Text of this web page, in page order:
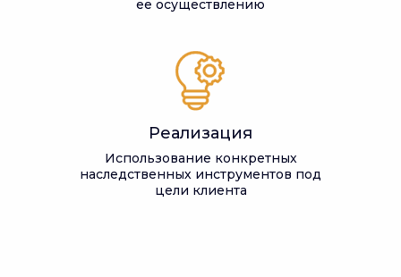
ее осуществлению
Реализация
Использование конкретных
наследственных инструментов под
цели клиента